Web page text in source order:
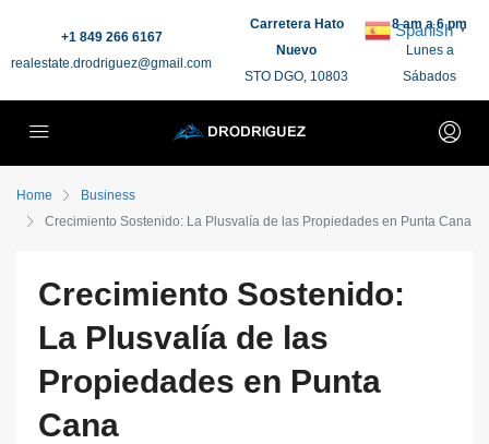
+1 849 266 6167
realestate.drodriguez@gmail.com
Carretera Hato
Nuevo
STO DGO, 10803
8 am a 6 pm
Lunes a
Sábados
Home
Business
Crecimiento Sostenido: La Plusvalía de las Propiedades en Punta Cana
Crecimiento Sostenido:
La Plusvalía de las
Propiedades en Punta
Cana
Spanish ▼